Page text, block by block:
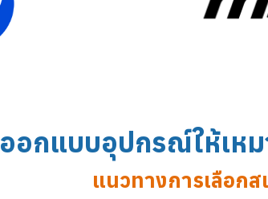
ออกแบบอุปกรณ์ให้เห
แนวทางการเลือก